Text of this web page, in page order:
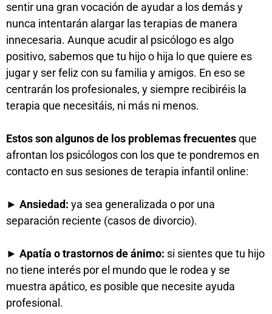
sentir una gran vocación de ayudar a los demás y
nunca intentarán alargar las terapias de manera
innecesaria. Aunque acudir al psicólogo es algo
positivo, sabemos que tu hijo o hija lo que quiere es
jugar y ser feliz con su familia y amigos. En eso se
centrarán los profesionales, y siempre recibiréis la
terapia que necesitáis, ni más ni menos.
Estos son algunos de los problemas frecuentesque
afrontan los psicólogos con los que te pondremos en
contacto en sus sesiones de terapia infantil online:
► Ansiedad: ya sea generalizada o por una
separación reciente (casos de divorcio).
► Apatía o trastornos de ánimo: si sientes que tu hijo
no tiene interés por el mundo que le rodea y se
muestra apático, es posible que necesite ayuda
profesional.